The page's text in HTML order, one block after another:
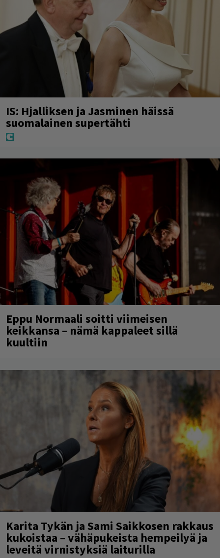
IS: Hjalliksen ja Jasminen häissä
suomalainen supertähti
Eppu Normaali soitti viimeisen
keikkansa – nämä kappaleet sillä
kuultiin
Karita Tykän ja Sami Saikkosen rakkaus
kukoistaa – vähäpukeista hempeilyä ja
leveitä virnistyksiä laiturilla